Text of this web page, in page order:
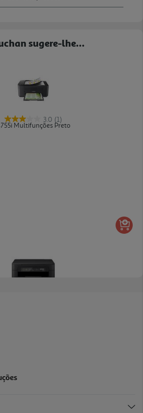
sugere-lhe...
3.0 (1)
Multifunções Preto
Xp-2200 Multifunções